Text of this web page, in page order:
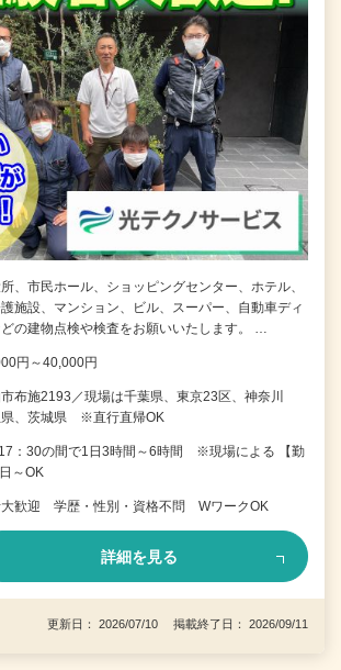
、市民ホール、ショッピングセンター、ホテル、
施設、マンション、ビル、スーパー、自動車ディ
の建物点検や検査をお願いいたします。 …
円～40,000円
布施2193／現場は千葉県、東京23区、神奈川
県、茨城県 ※直行直帰OK
：30の間で1日3時間～6時間 ※現場による 【勤
～OK
大歓迎 学歴・性別・資格不問 WワークOK
詳細を見る
更新日： 2026/07/10 掲載終了日： 2026/09/11